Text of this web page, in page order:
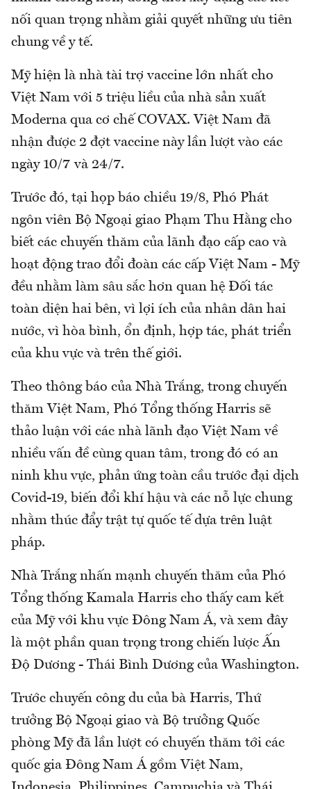
nối quan trọng nhằm giải quyết những ưu tiên
chung về y tế.
Mỹ hiện là nhà tài trợ vaccine lớn nhất cho
Việt Nam với 5 triệu liều của nhà sản xuất
Moderna qua cơ chế COVAX. Việt Nam đã
nhận được 2 đợt vaccine này lần lượt vào các
ngày 10/7 và 24/7.
Trước đó, tại họp báo chiều 19/8, Phó Phát
ngôn viên Bộ Ngoại giao Phạm Thu Hằng cho
biết các chuyến thăm của lãnh đạo cấp cao và
hoạt động trao đổi đoàn các cấp Việt Nam - Mỹ
đều nhằm làm sâu sắc hơn quan hệ Đối tác
toàn diện hai bên, vì lợi ích của nhân dân hai
nước, vì hòa bình, ổn định, hợp tác, phát triển
của khu vực và trên thế giới.
Theo thông báo của Nhà Trắng, trong chuyến
thăm Việt Nam, Phó Tổng thống Harris sẽ
thảo luận với các nhà lãnh đạo Việt Nam về
nhiều vấn đề cùng quan tâm, trong đó có an
ninh khu vực, phản ứng toàn cầu trước đại dịch
Covid-19, biến đổi khí hậu và các nỗ lực chung
nhằm thúc đẩy trật tự quốc tế dựa trên luật
pháp.
Nhà Trắng nhấn mạnh chuyến thăm của Phó
Tổng thống Kamala Harris cho thấy cam kết
của Mỹ với khu vực Đông Nam Á, và xem đây
là một phần quan trọng trong chiến lược Ấn
Độ Dương - Thái Bình Dương của Washington.
Trước chuyến công du của bà Harris, Thứ
trưởng Bộ Ngoại giao và Bộ trưởng Quốc
phòng Mỹ đã lần lượt có chuyến thăm tới các
quốc gia Đông Nam Á gồm Việt Nam,